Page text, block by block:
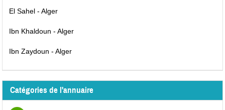
El Sahel - Alger
Ibn Khaldoun - Alger
Ibn Zaydoun - Alger
Catégories de l'annuaire